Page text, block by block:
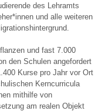
des Lehramts
und alle weiteren
und fast 7.000
den Schulen angefordert
Kurse pro Jahr vor Ort
Kerncurricula
mithilfe von
am realen Objekt